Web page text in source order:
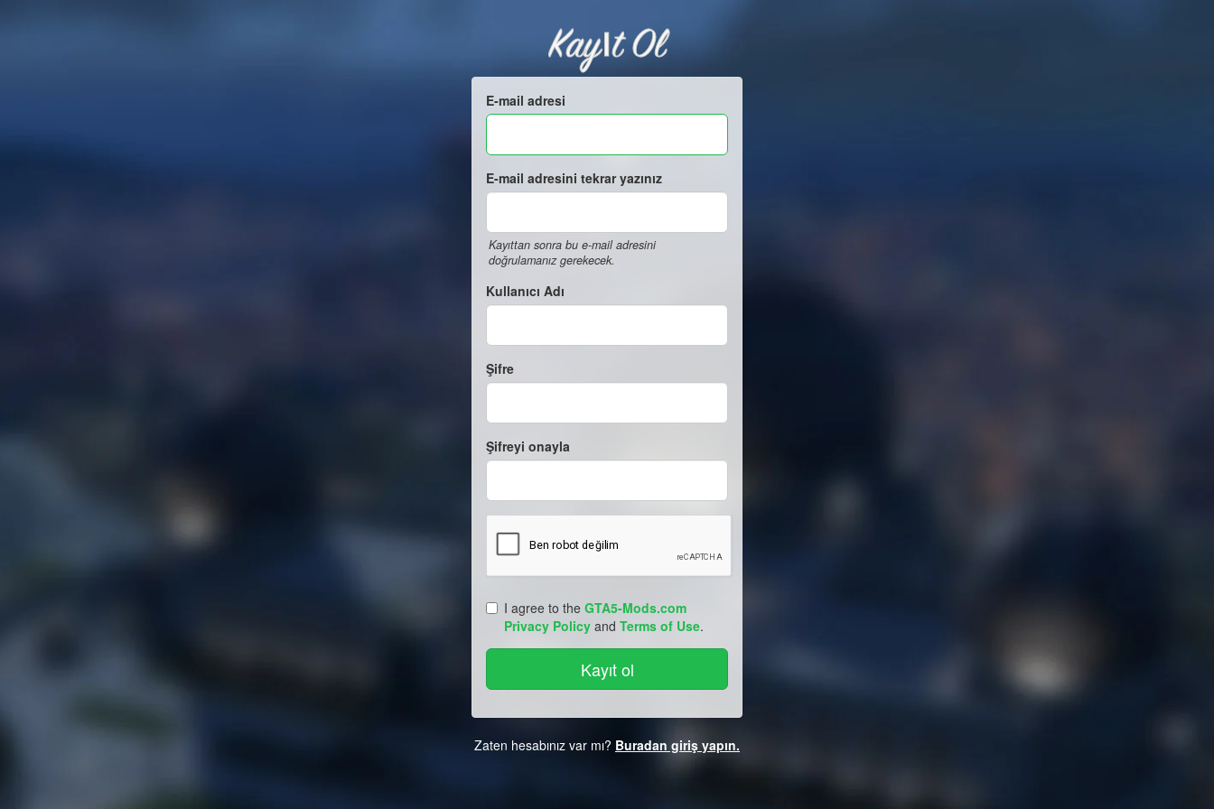
Kayıt Ol
E-mail adresi
E-mail adresini tekrar yazınız
Kayıttan sonra bu e-mail adresini
doğrulamanız gerekecek.
Kullanıcı Adı
Şifre
Şifreyi onayla
I agree to the GTA5-Mods.com
Privacy Policy and Terms of Use.
Zaten hesabınız var mı? Buradan giriş yapın.